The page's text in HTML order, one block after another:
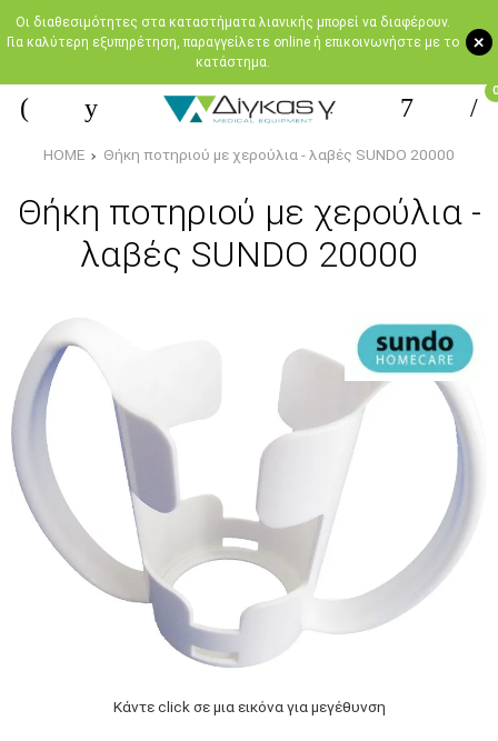
+
Oι διαθεσιμότητες στα καταστήματα λιανικής μπορεί να διαφέρουν.
Για καλύτερη εξυπηρέτηση, παραγγείλετε online ή επικοινωνήστε με το
κατάστημα.
0
HOME Θήκη ποτηριού με χερούλια - λαβές SUNDO 20000
Θήκη ποτηριού με χερούλια -
λαβές SUNDO 20000
Κάντε click σε μια εικόνα για μεγέθυνση